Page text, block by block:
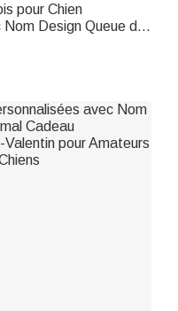
pour Chien
Nom Design Queue de
pour Ami Famille